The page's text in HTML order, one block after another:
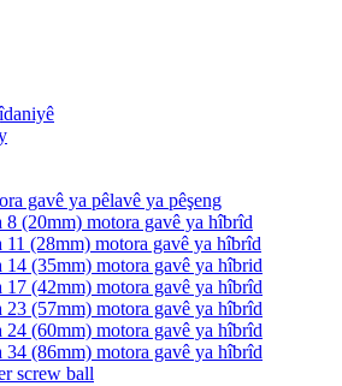
gavê ya pêlavê ya pêşeng
8 (20mm) motora gavê ya hîbrîd
11 (28mm) motora gavê ya hîbrîd
14 (35mm) motora gavê ya hîbrid
17 (42mm) motora gavê ya hîbrîd
23 (57mm) motora gavê ya hîbrîd
24 (60mm) motora gavê ya hîbrîd
34 (86mm) motora gavê ya hîbrîd
screw ball